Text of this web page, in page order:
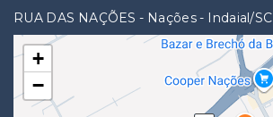
RUA DAS NAÇÕES - Nações - Indaial/SC
+
−